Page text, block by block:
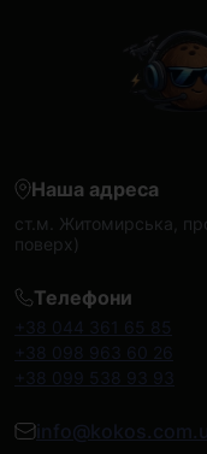
Наша адреса
ст.м. Житомирська,
поверх)
Телефони
+38 044 361 65 85
+38 098 963 60 26
+38 099 538 93 93